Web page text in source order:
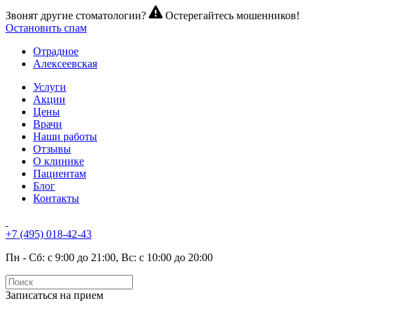
Звонят другие стоматологии?
Остерегайтесь мошенников!
Остановить спам
Отрадное
Алексеевская
Услуги
Акции
Цены
Врачи
Наши работы
Отзывы
О клинике
Пациентам
Блог
Контакты
+7 (495) 018-42-43
Пн - Сб: с 9:00 до 21:00, Вс: с 10:00 до 20:00
Записаться на прием